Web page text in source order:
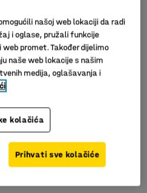
našoj web lokaciji da radi
i oglase, pružali funkcije
promet. Također dijelimo
naše web lokacije s našim
medija, oglašavanja i
kolačića
Prihvati sve kolačiće